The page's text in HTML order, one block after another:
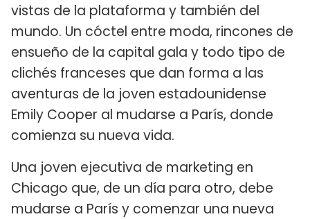
vistas de la plataforma y también del
mundo. Un cóctel entre moda, rincones de
ensueño de la capital gala y todo tipo de
clichés franceses que dan forma a las
aventuras de la joven estadounidense
Emily Cooper al mudarse a París, donde
comienza su nueva vida.
Una joven ejecutiva de marketing en
Chicago que, de un día para otro, debe
mudarse a París y comenzar una nueva